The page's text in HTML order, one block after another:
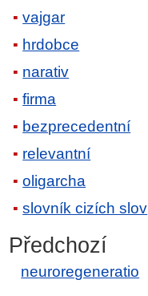
vajgar
hrdobce
narativ
firma
bezprecedentní
relevantní
oligarcha
slovník cizích slov
Předchozí
neuroregeneratio